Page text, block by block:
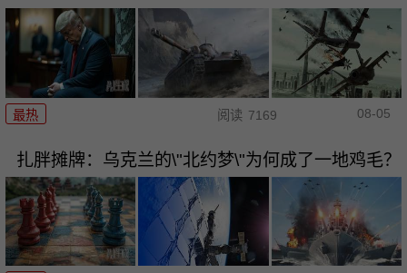
最热 阅读 7169 08-05
扎胖摊牌：乌克兰的\"北约梦\"为何成了一地鸡毛？